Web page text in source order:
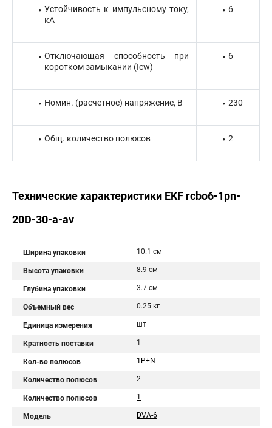
Устойчивость к импульсному току,
кА
6
Отключающая способность при
коротком замыкании (Icw)
6
Номин. (расчетное) напряжение, В 230
Общ. количество полюсов 2
Технические характеристики EKF rcbo6-1pn-
20D-30-a-av
Ширина упаковки 10.1 см
Высота упаковки 8.9 см
Глубина упаковки 3.7 см
Объемный вес 0.25 кг
Единица измерения шт
Кратность поставки 1
Кол-во полюсов 1P+N
Количество полюсов 2
Количество полюсов 1
Модель DVA-6